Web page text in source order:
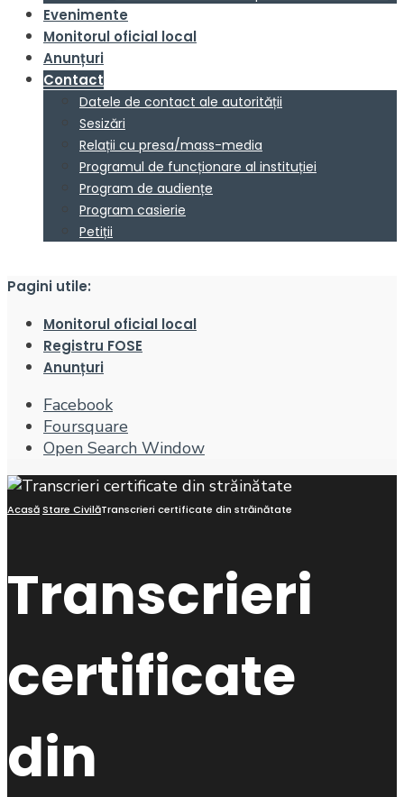
Evenimente
Monitorul oficial local
Anunțuri
Contact
Datele de contact ale autorității
Sesizări
Relații cu presa/mass-media
Programul de funcționare al instituției
Program de audiențe
Program casierie
Petiții
Pagini utile:
Monitorul oficial local
Registru FOSE
Anunțuri
Facebook
Foursquare
Open Search Window
AcasăStare CivilăTranscrieri certificate din străinătate
Transcrieri
certificate
din